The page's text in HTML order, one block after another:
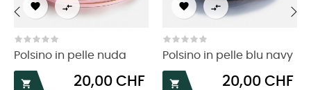
 
Polsino in pelle nuda

Prezzo
20,00 CHF
 
Polsino in pelle blu navy

Prezzo
20,00 CHF
‹